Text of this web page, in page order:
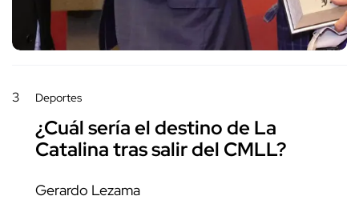
3 Deportes
¿Cuál sería el destino de La
Catalina tras salir del CMLL?
Gerardo Lezama